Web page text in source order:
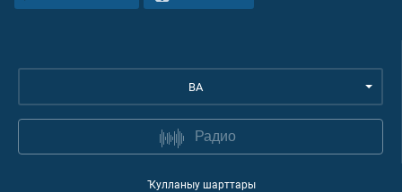
BA
Радио
Ҡулланыу шарттары